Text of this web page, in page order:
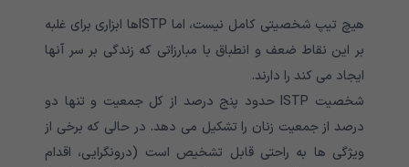
هیچ تیپ شخصیتی کامل نیست، اما ISTPها ابزاری برای غلبه
بر این نقاط ضعف و انطباق با مبارزاتی که زندگی بر سر آنها
ایجاد می کند را دارند.
شخصیت ISTP حدود پنج درصد از کل جمعیت و تنها دو
درصد از جمعیت زنان را تشکیل می دهد. در حالی که برخی از
ویژگی ها به راحتی قابل تشخیص است (درونگرایی، اقدام